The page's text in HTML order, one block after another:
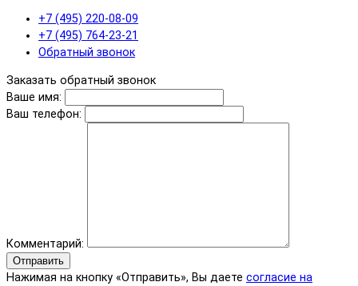
+7 (495) 220-08-09
+7 (495) 764-23-21
Обратный звонок
Заказать обратный звонок
Ваше имя:
Ваш телефон:
Комментарий:
Отправить
Нажимая на кнопку «Отправить», Вы даете согласие на